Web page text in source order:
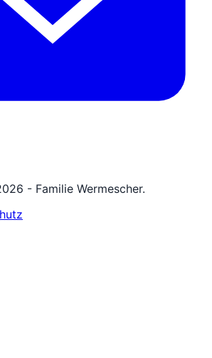
- Familie Wermescher.